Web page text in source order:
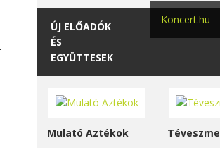
Koncert.hu
ÚJ ELŐADÓK
ÉS
EGYÜTTESEK
Mulató Aztékok Téveszme